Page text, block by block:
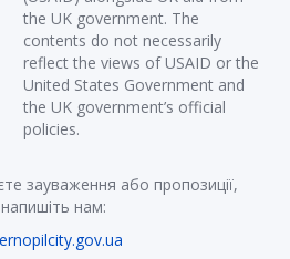
the UK government. The
contents do not necessarily
reflect the views of USAID or the
United States Government and
the UK government’s official
policies.
зауваження або пропозиції,
нам: